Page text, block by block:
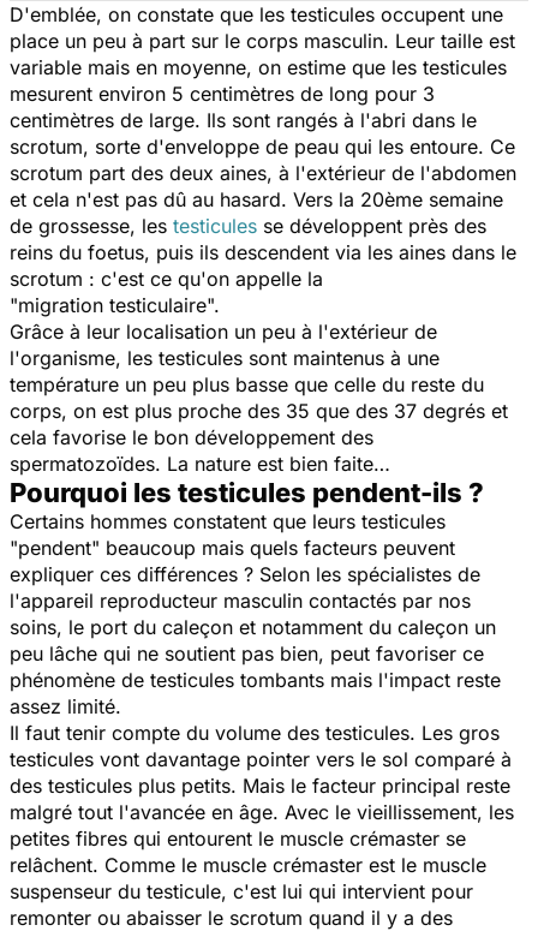
D'emblée, on constate que les testicules occupent une
place un peu à part sur le corps masculin. Leur taille est
variable mais en moyenne, on estime que les testicules
mesurent environ 5 centimètres de long pour 3
centimètres de large. Ils sont rangés à l'abri dans le
scrotum, sorte d'enveloppe de peau qui les entoure. Ce
scrotum part des deux aines, à l'extérieur de l'abdomen
et cela n'est pas dû au hasard. Vers la 20ème semaine
de grossesse, les testicules se développent près des
reins du foetus, puis ils descendent via les aines dans le
scrotum : c'est ce qu'on appelle la
"migration testiculaire".
Grâce à leur localisation un peu à l'extérieur de
l'organisme, les testicules sont maintenus à une
température un peu plus basse que celle du reste du
corps, on est plus proche des 35 que des 37 degrés et
cela favorise le bon développement des
spermatozoïdes. La nature est bien faite…
Pourquoi les testicules pendent-ils ?
Certains hommes constatent que leurs testicules
"pendent" beaucoup mais quels facteurs peuvent
expliquer ces différences ? Selon les spécialistes de
l'appareil reproducteur masculin contactés par nos
soins, le port du caleçon et notamment du caleçon un
peu lâche qui ne soutient pas bien, peut favoriser ce
phénomène de testicules tombants mais l'impact reste
assez limité.
Il faut tenir compte du volume des testicules. Les gros
testicules vont davantage pointer vers le sol comparé à
des testicules plus petits. Mais le facteur principal reste
malgré tout l'avancée en âge. Avec le vieillissement, les
petites fibres qui entourent le muscle crémaster se
relâchent. Comme le muscle crémaster est le muscle
suspenseur du testicule, c'est lui qui intervient pour
remonter ou abaisser le scrotum quand il y a des